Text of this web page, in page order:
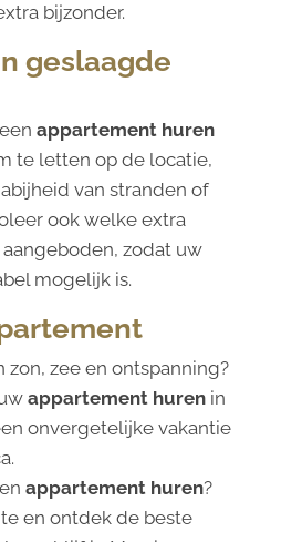
bijzonder.
geslaagde
appartement huren
te letten op de locatie,
van stranden of
ook welke extra
zodat uw
mogelijk is.
zee en ontspanning?
appartement hurenin
onvergetelijke vakantie
appartement huren?
en ontdek de beste